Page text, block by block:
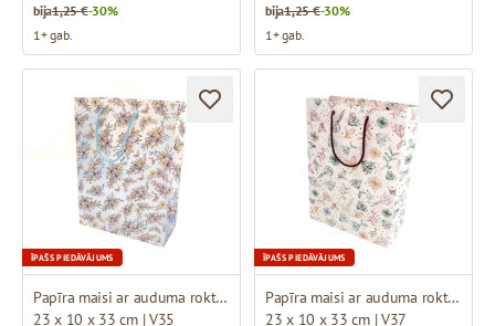
bija1,25 €-30%
1+ gab.
bija1,25 €-30%
1+ gab.
ĪPAŠS PIEDĀVĀJUMS
Papīra maisi ar auduma rokturiem un dizainu
23 x 10 x 33 cm | V35
ĪPAŠS PIEDĀVĀJUMS
Papīra maisi ar auduma rokturiem un dizainu
23 x 10 x 33 cm | V37